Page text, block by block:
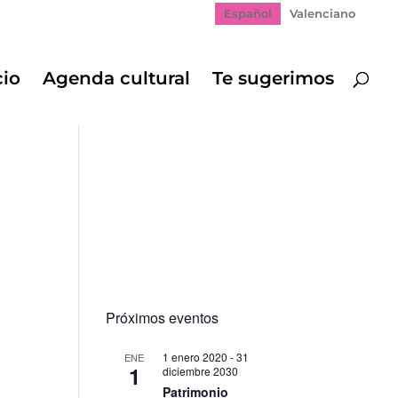
Español Valenciano
Agenda cultural Te sugerimos
Próximos eventos
ENE
1
1 enero 2020 -31
diciembre 2030
Patrimonio